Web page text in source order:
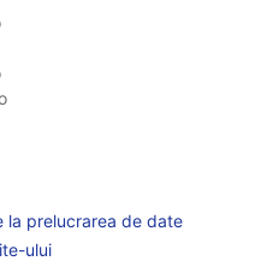
la prelucrarea de date
ului